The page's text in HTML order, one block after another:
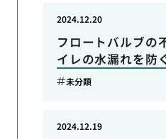
フロートバルブの
イレの水漏れを防
2024.12.20
未分類
2024.12.19